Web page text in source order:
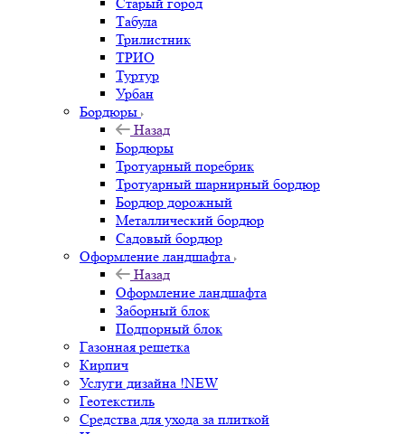
Табула
Трилистник
ТРИО
Туртур
Урбан
Бордюры
Назад
Бордюры
Тротуарный поребрик
Тротуарный шарнирный бордюр
Бордюр дорожный
Металлический бордюр
Садовый бордюр
Оформление ландшафта
Назад
Оформление ландшафта
Заборный блок
Подпорный блок
Газонная решетка
Кирпич
Услуги дизайна !NEW
Геотекстиль
Средства для ухода за плиткой